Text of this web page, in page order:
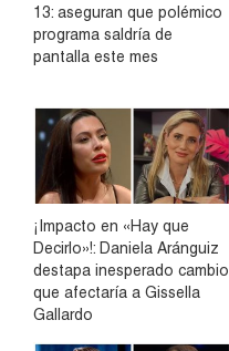
13: aseguran que polémico
programa saldría de
pantalla este mes
¡Impacto en «Hay que
Decirlo»!: Daniela Aránguiz
destapa inesperado cambio
que afectaría a Gissella
Gallardo